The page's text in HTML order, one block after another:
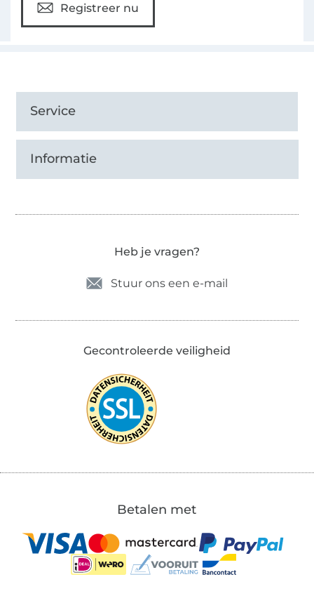
Registreer nu
Service
Informatie
Heb je vragen?
Stuur ons een e-mail
Gecontroleerde veiligheid
Betalen met